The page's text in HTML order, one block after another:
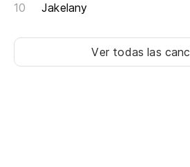
Jakelany
Ver todas las